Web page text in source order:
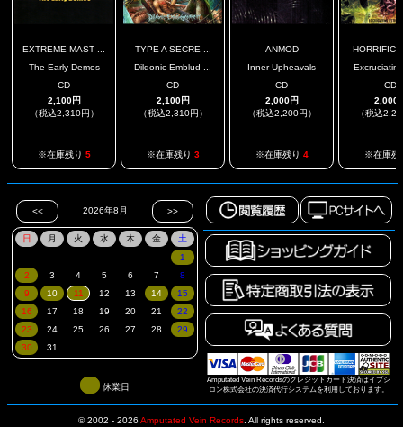
EXTREME MAST ...
The Early Demos
CD
2,100円
（税込2,310円）
※在庫残り 5
TYPE A SECRE ...
Dildonic Emblud ...
CD
2,100円
（税込2,310円）
※在庫残り 3
ANMOD
Inner Upheavals
CD
2,000円
（税込2,200円）
※在庫残り 4
HORRIFIC
CD
2,000
（税込
※在庫残
Amputated Vein Recordsのクレジットカード決済はイプシ
ロン株式会社の決済代行システムを利用しております。
休業日
© 2002 - 2026 Amputated Vein Records All rights reserved.